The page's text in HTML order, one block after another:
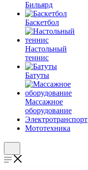
Бильярд
Баскетбол
Настольный
теннис
Батуты
Массажное
оборудование
Электротранспорт
Мототехника